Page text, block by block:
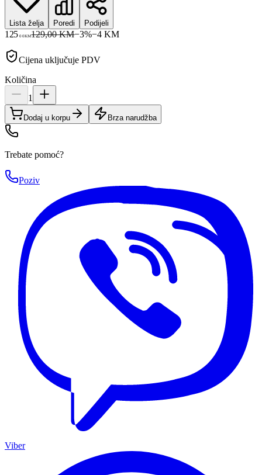
Lista želja Poredi Podijeli
125 00KM129,00 KM−3%−4 KM
Cijena uključuje PDV
Količina
1
Dodaj u korpu Brza narudžba
Trebate pomoć?
Poziv
Viber